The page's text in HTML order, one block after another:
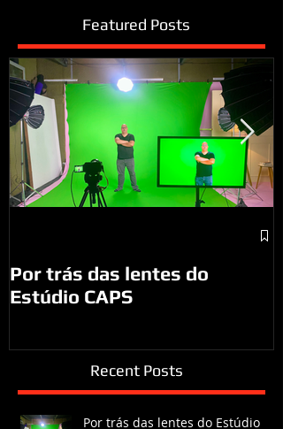
Featured Posts
Por trás das lentes do
Estúdio CAPS
Recent Posts
Por trás das lentes do Estúdio